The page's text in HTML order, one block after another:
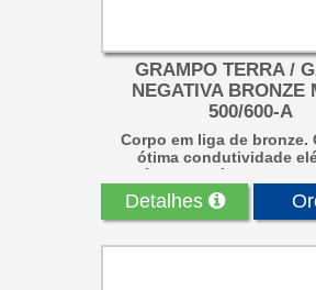
GRAMPO TERRA /
NEGATIVA BRONZE
500/600-A
Corpo em liga de bronze.
ótima condutividade
resistência mecânica, com
Detalhes